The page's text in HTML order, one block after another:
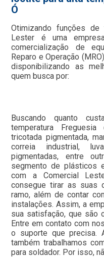
Ó
Otimizando funções
Lester é uma
comercialização de
Reparo e Operação
disponibilizando as
quem busca por:
Buscando quanto
temperatura
tricotada pigmentada,
correia industrial,
pigmentadas, entre
segmento de plásticos
com a Comercial
consegue tirar as suas
ramo, além de contar
instalações. Assim, a
sua satisfação, que são
Entre em contato com
o suporte que precisa.
também trabalhamos
para soldador. Por isso,